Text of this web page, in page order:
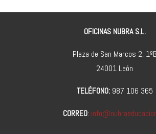
OFICINAS NUBRA S.L.
Plaza de San Marcos 2, 1ºB
24001 León
TELÉFONO:987 106 365
CORREO: